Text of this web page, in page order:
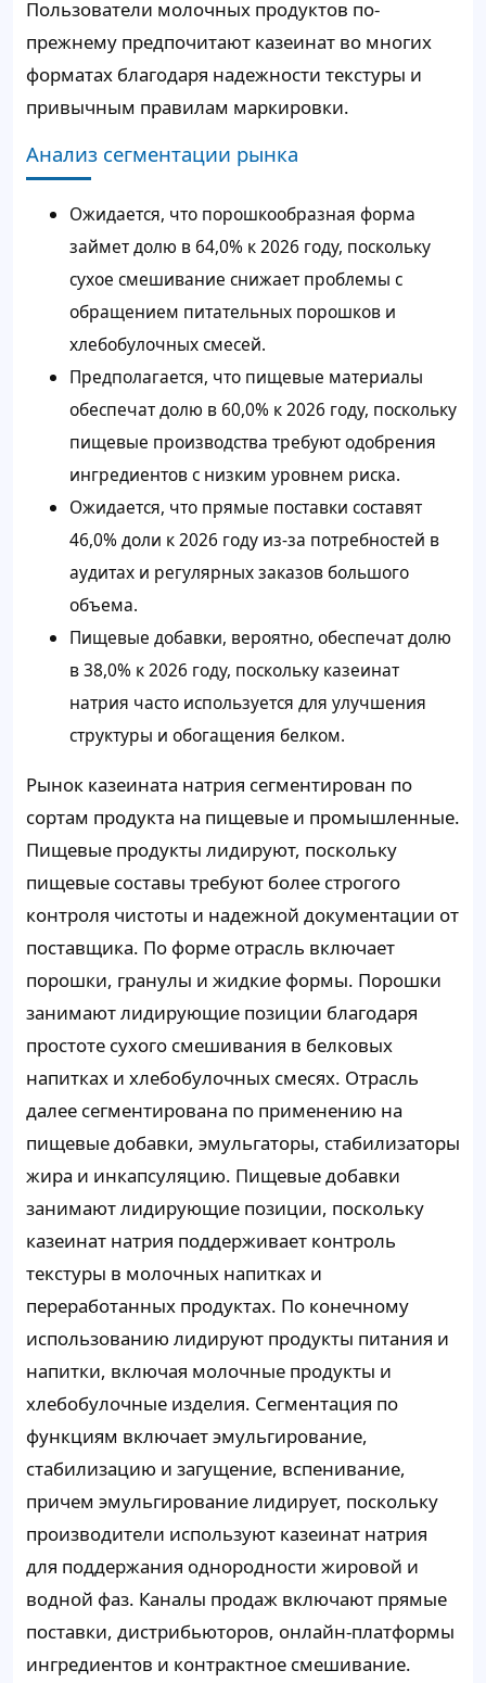
Пользователи молочных продуктов по-
прежнему предпочитают казеинат во многих
форматах благодаря надежности текстуры и
привычным правилам маркировки.
Анализ сегментации рынка
Ожидается, что порошкообразная форма
займет долю в 64,0% к 2026 году, поскольку
сухое смешивание снижает проблемы с
обращением питательных порошков и
хлебобулочных смесей.
Предполагается, что пищевые материалы
обеспечат долю в 60,0% к 2026 году, поскольку
пищевые производства требуют одобрения
ингредиентов с низким уровнем риска.
Ожидается, что прямые поставки составят
46,0% доли к 2026 году из-за потребностей в
аудитах и ​​регулярных заказов большого
объема.
Пищевые добавки, вероятно, обеспечат долю
в 38,0% к 2026 году, поскольку казеинат
натрия часто используется для улучшения
структуры и обогащения белком.
Рынок казеината натрия сегментирован по
сортам продукта на пищевые и промышленные.
Пищевые продукты лидируют, поскольку
пищевые составы требуют более строгого
контроля чистоты и надежной документации от
поставщика. По форме отрасль включает
порошки, гранулы и жидкие формы. Порошки
занимают лидирующие позиции благодаря
простоте сухого смешивания в белковых
напитках и хлебобулочных смесях. Отрасль
далее сегментирована по применению на
пищевые добавки, эмульгаторы, стабилизаторы
жира и инкапсуляцию. Пищевые добавки
занимают лидирующие позиции, поскольку
казеинат натрия поддерживает контроль
текстуры в молочных напитках и
переработанных продуктах. По конечному
использованию лидируют продукты питания и
напитки, включая молочные продукты и
хлебобулочные изделия. Сегментация по
функциям включает эмульгирование,
стабилизацию и загущение, вспенивание,
причем эмульгирование лидирует, поскольку
производители используют казеинат натрия
для поддержания однородности жировой и
водной фаз. Каналы продаж включают прямые
поставки, дистрибьюторов, онлайн-платформы
ингредиентов и контрактное смешивание.